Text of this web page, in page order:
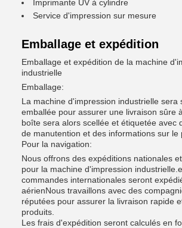
Imprimante UV à cylindre
Service d'impression sur mesure
Emballage et expédition
Emballage et expédition de la machine
industrielle
Emballage:
La machine d'impression industrielle sera
emballée pour assurer une livraison sûre
boîte sera alors scellée et étiquetée avec
de manutention et des informations sur le
Pour la navigation:
Nous offrons des expéditions nationales
pour la machine d'impression
commandes internationales seront
aérienNous travaillons avec des
réputées pour assurer la livraison rapide
produits.
Les frais d'expédition seront calculés en